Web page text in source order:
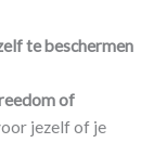
te beschermen
of
jezelf of je